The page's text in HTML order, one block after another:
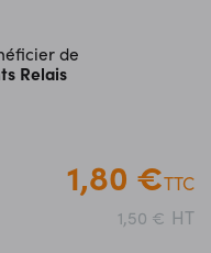
de
Relais
1,80 €TTC
1,50 € HT